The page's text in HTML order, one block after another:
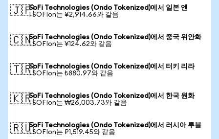
🇯🇵SoFi Technologies (Ondo Tokenized)에서 일본 엔
1 SOFIon는 ¥2,914.66와 같음
🇨🇳SoFi Technologies (Ondo Tokenized)에서 중국 위안화
1 SOFIon는 ¥124.62와 같음
🇹🇷SoFi Technologies (Ondo Tokenized)에서 터키 리라
1 SOFIon는 ₺880.97와 같음
🇰🇷SoFi Technologies (Ondo Tokenized)에서 한국 원화
1 SOFIon는 ₩26,003.73와 같음
🇷🇺SoFi Technologies (Ondo Tokenized)에서 러시아 루블
1 SOFIon는 ₽1,519.45와 같음